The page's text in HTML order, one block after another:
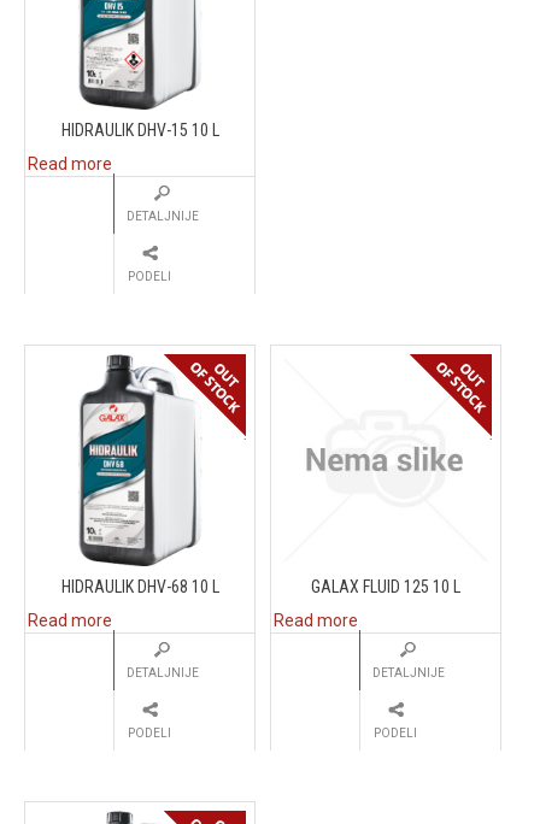
HIDRAULIK DHV-15 10 L
Read more
DETALJNIJE
PODELI
HIDRAULIK DHV-68 10 L
Read more
DETALJNIJE
PODELI
GALAX FLUID 125 10 L
Read more
DETALJNIJE
PODELI